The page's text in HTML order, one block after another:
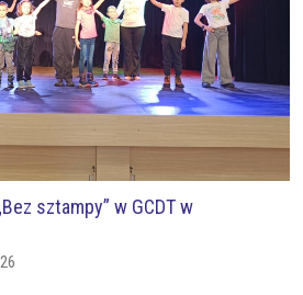
sztampy” w GCDT w